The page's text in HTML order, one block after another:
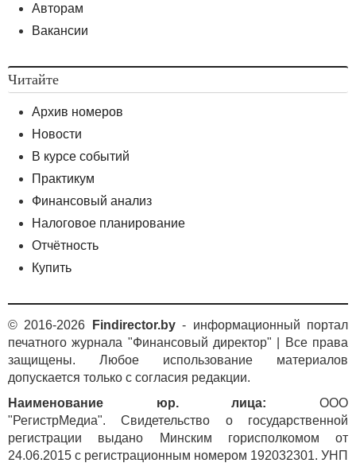
Авторам
Вакансии
Читайте
Архив номеров
Новости
В курсе событий
Практикум
Финансовый анализ
Налоговое планирование
Отчётность
Купить
© 2016-2026 Findirector.by- информационный портал
печатного журнала "Финансовый директор" | Все права
защищены. Любое использование материалов
допускается только с согласия редакции.
Наименование юр. лица: ООО
"РегистрМедиа". Свидетельство о государственной
регистрации выдано Минским горисполкомом от
24.06.2015 с регистрационным номером 192032301. УНП